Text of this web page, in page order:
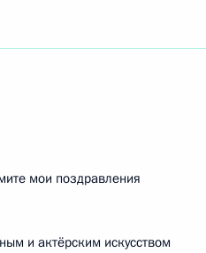
мои поздравления
и актёрским искусством